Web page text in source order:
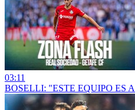
03:11
BOSELLI: "ESTE EQUIPO ES